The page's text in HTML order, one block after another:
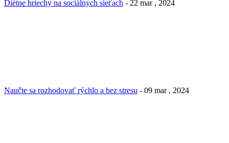
Diétne hriechy na sociálnych sieťach - 22 mar , 2024
Naučte sa rozhodovať rýchlo a bez stresu - 09 mar , 2024